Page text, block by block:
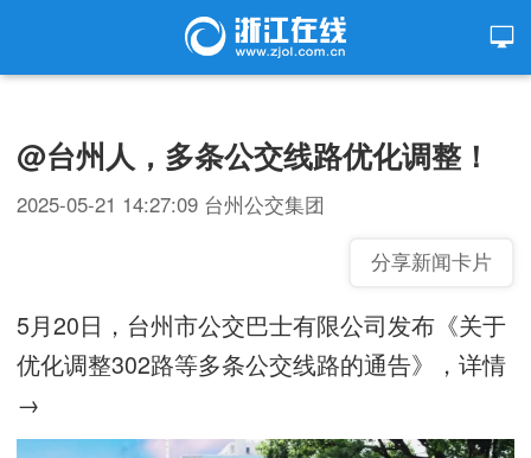
@台州人，多条公交线路优化调整！
2025-05-21 14:27:09 台州公交集团
分享新闻卡片
5月20日，台州市公交巴士有限公司发布《关于
优化调整302路等多条公交线路的通告》，详情
→